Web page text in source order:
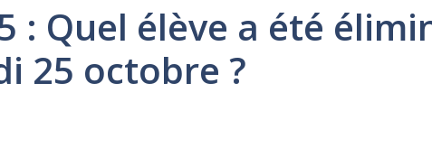
: Quel élève a été
25 octobre ?